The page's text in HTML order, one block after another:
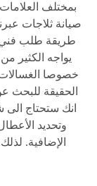
بمختلف
صيانة ثلاجات
يواجه الكثير
خصوصا
الحقيقة
انك ستحتاج الى
وتحديد